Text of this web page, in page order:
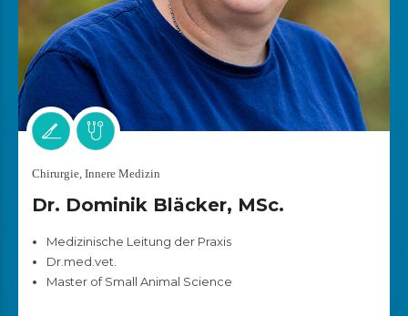
Chirurgie, Innere Medizin
Dr. Dominik Bläcker, MSc.
Medizinische Leitung der Praxis
Dr.med.vet.
Master of Small Animal Science